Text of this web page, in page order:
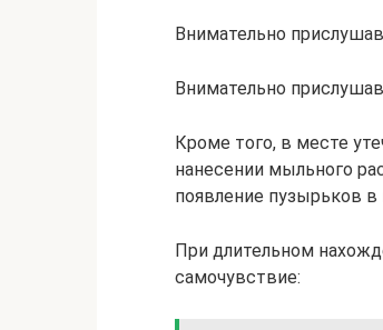
Внимательно
Внимательно
Кроме того, в месте
нанесении мыльного
появление пузырьков в
При длительном
самочувствие: